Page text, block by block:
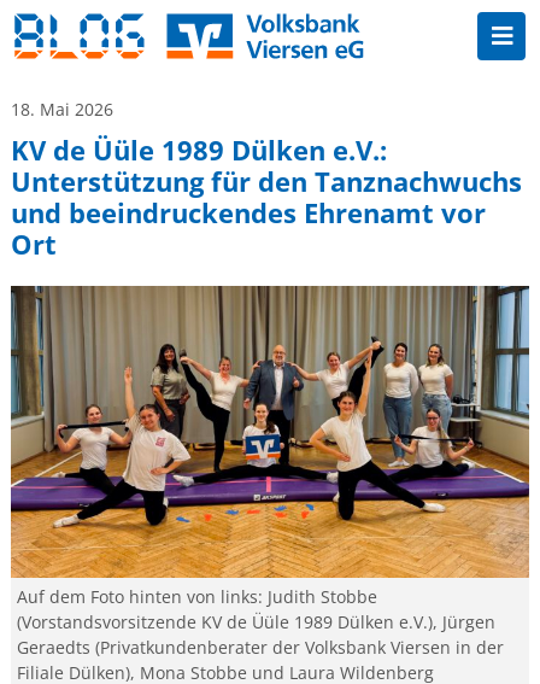
18. Mai 2026
KV de Üüle 1989 Dülken e.V.:
Unterstützung für den Tanznachwuchs
und beeindruckendes Ehrenamt vor
Ort
Auf dem Foto hinten von links: Judith Stobbe
(Vorstandsvorsitzende KV de Üüle 1989 Dülken e.V.), Jürgen
Geraedts (Privatkundenberater der Volksbank Viersen in der
Filiale Dülken), Mona Stobbe und Laura Wildenberg